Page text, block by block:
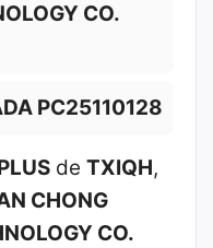
CO.
PC25110128
de TXIQH,
CHONG
CO.